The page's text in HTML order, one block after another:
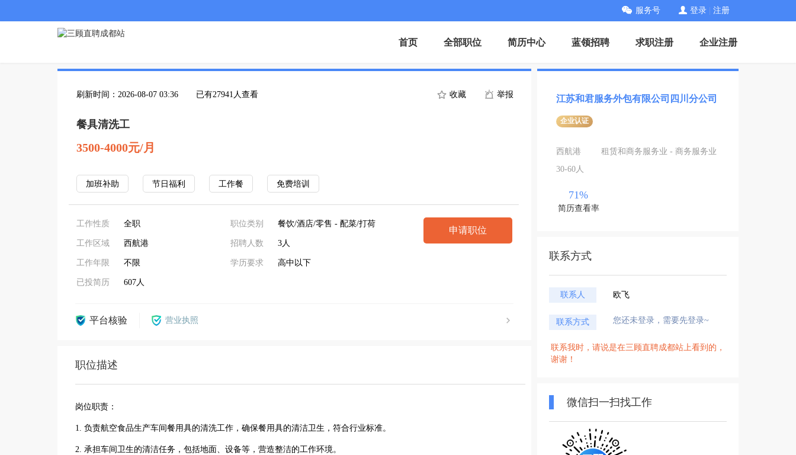
服务号 登录 注册
首页 全部职位 简历中心 蓝领招聘 求职注册 企业注册
刷新时间：2026-08-07 03:36 已有27941人查看 收藏 举报
餐具清洗工
3500-4000元/月
加班补助 节日福利 工作餐 免费培训
工作性质 全职
工作区域 西航港
工作年限 不限
已投简历 607人
职位类别 餐饮/酒店/零售 - 配菜/打荷
招聘人数 3人
学历要求 高中以下
申请职位
平台核验 营业执照
职位描述
岗位职责：
1. 负责航空食品生产车间餐用具的清洗工作，确保餐用具的清洁卫生，符合行业标准。
2. 承担车间卫生的清洁任务，包括地面、设备等，营造整洁的工作环境。
江苏和君服务外包有限公司四川分公司
企业认证
西航港
租赁和商务服务业 - 商务服务业
30-60人
71%
简历查看率
联系方式
联系人 欧飞
联系方式 您还未登录，需要先登录~
联系我时，请说是在三顾直聘成都站上看到的，
谢谢！
微信扫一扫找工作